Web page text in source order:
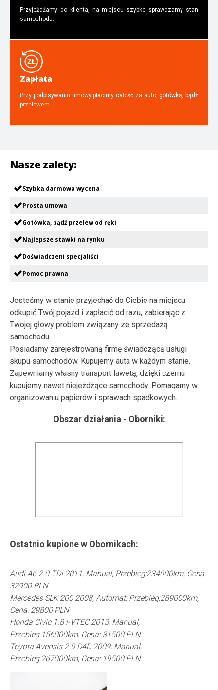
Przyjeżdżamy do klienta, na miejscu szybko sprawdzamy stan
samochodu.
Zapłata
Przy podpisywaniu umowy płacimy całość za auto, gotówką, bądź
przelewem.
Nasze zalety:
Szybka darmowa wycena
Prosta umowa
Gotówka, bądź przelew od ręki
Najlepsze stawki na rynku
Doświadczeni specjaliści
Pomoc prawna
Jesteśmy w stanie przyjechać do Ciebie na miejscu
odkupić Twój pojazd i zapłacić od razu, zabierając z
Twojej głowy problem związany ze sprzedażą
samochodu.
Posiadamy zarejestrowaną firmę świadczącą usługi
skupu samochodów. Kupujemy auta w każdym stanie.
Zapewniamy własny transport lawetą, dzięki czemu
kupujemy nawet niejeżdżące samochody. Pomagamy w
organizowaniu papierów i sprawach spadkowych.
Obszar działania - Oborniki:
Ostatnio kupione w Obornikach:
Audi A6 2.0 TDI 2011, Manual, Przebieg:234000km, Cena:
32900 PLN
Mercedes SLK 200 2008, Automat, Przebieg:289000km,
Cena: 29800 PLN
Honda Civic 1.8 i-VTEC 2013, Manual,
Przebieg:156000km, Cena: 31500 PLN
Toyota Avensis 2.0 D4D 2009, Manual,
Przebieg:267000km, Cena: 19500 PLN